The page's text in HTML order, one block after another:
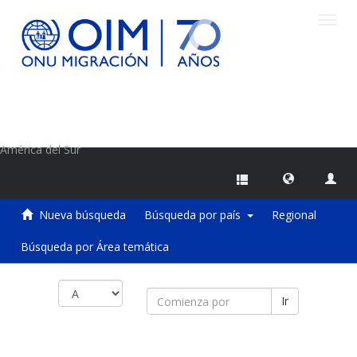
América del Sur
Nueva búsqueda Búsqueda por país Regional
Búsqueda por Área temática
Ir